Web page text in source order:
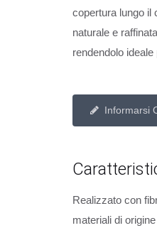
copertura lungo il
naturale e
rendendolo
Informarsi
Realizzato con
materiali di